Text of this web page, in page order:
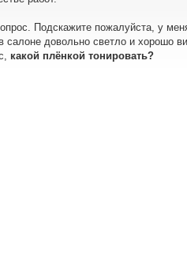
Подскажите пожалуйста, у
салоне довольно светло и хорошо
какой плёнкой тонировать?